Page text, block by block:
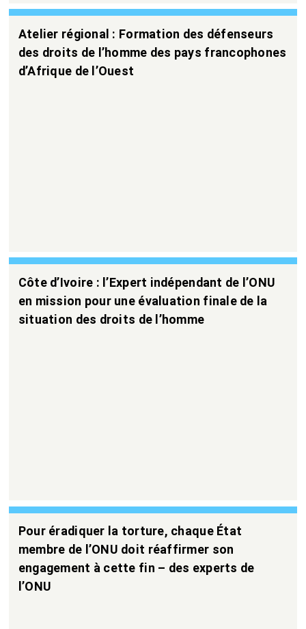
Atelier régional : Formation des défenseurs
des droits de l’homme des pays francophones
d’Afrique de l’Ouest
Côte d’Ivoire : l’Expert indépendant de l’ONU
en mission pour une évaluation finale de la
situation des droits de l’homme
Pour éradiquer la torture, chaque État
membre de l’ONU doit réaffirmer son
engagement à cette fin – des experts de
l’ONU